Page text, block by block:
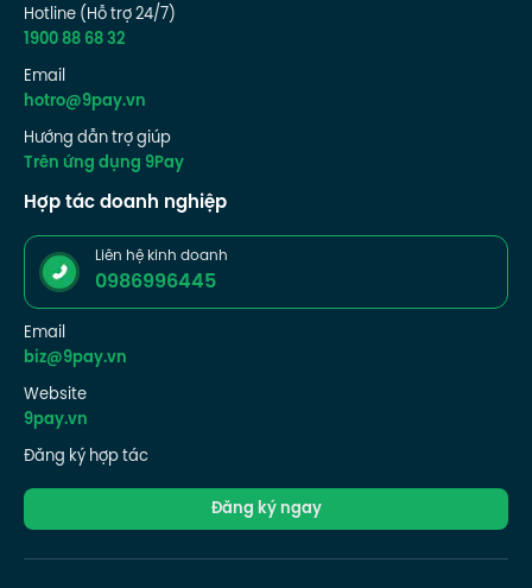
Hotline (Hỗ trợ 24/7)
1900 88 68 32
Email
hotro@9pay.vn
Hướng dẫn trợ giúp
Trên ứng dụng 9Pay
Hợp tác doanh nghiệp
Liên hệ kinh doanh
0986996445
Email
biz@9pay.vn
Website
9pay.vn
Đăng ký hợp tác
Đăng ký ngay